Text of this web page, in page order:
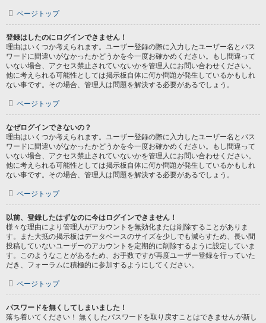
ページトップ
登録はしたのにログインできません！
理由はいくつか考えられます。ユーザー登録の際に入力したユーザー名とパス
ワードに間違いがなかったかどうかを今一度お確かめください。もし間違って
いない場合、アクセス禁止されていないかを管理人にお問い合わせください。
他に考えられる可能性としては掲示板自体に何か問題が発生しているかもしれ
ない事です。その場合、管理人は問題を解決する必要があるでしょう。
ページトップ
なぜログインできないの？
理由はいくつか考えられます。ユーザー登録の際に入力したユーザー名とパス
ワードに間違いがなかったかどうかを今一度お確かめください。もし間違って
いない場合、アクセス禁止されていないかを管理人にお問い合わせください。
他に考えられる可能性としては掲示板自体に何か問題が発生しているかもしれ
ない事です。その場合、管理人は問題を解決する必要があるでしょう。
ページトップ
以前、登録したはずなのに今はログインできません！
様々な理由により管理人がアカウントを無効化または削除することがありま
す。また大抵の掲示板はデータベースのサイズを少しでも減らすため、長い間
投稿していないユーザーのアカウントを定期的に削除するように設定していま
す。このようなことがあるため、お手数ですが再度ユーザー登録を行っていた
だき、フォーラムに積極的に参加するようにしてください。
ページトップ
パスワードを無くしてしまいました！
落ち着いてください！ 無くしたパスワードを取り戻すことはできませんが新し